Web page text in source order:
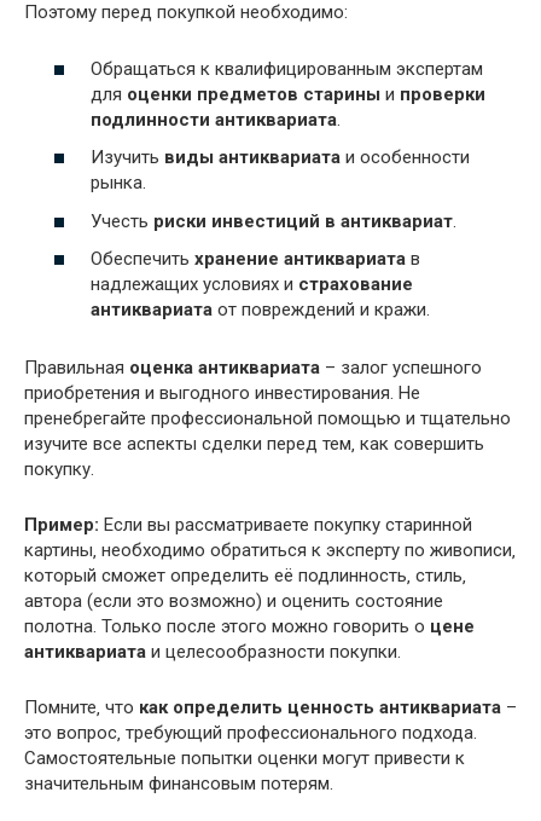
Поэтому перед покупкой необходимо:
Обращаться к квалифицированным экспертам
для оценки предметов старины и проверки
подлинности антиквариата.
Изучить виды антиквариата и особенности
рынка.
Учесть риски инвестиций в антиквариат.
Обеспечить хранение антиквариата в
надлежащих условиях и страхование
антиквариата от повреждений и кражи.
Правильная оценка антиквариата – залог успешного
приобретения и выгодного инвестирования. Не
пренебрегайте профессиональной помощью и тщательно
изучите все аспекты сделки перед тем‚ как совершить
покупку.
Пример: Если вы рассматриваете покупку старинной
картины‚ необходимо обратиться к эксперту по живописи‚
который сможет определить её подлинность‚ стиль‚
автора (если это возможно) и оценить состояние
полотна. Только после этого можно говорить о цене
антиквариата и целесообразности покупки.
Помните‚ что как определить ценность антиквариата –
это вопрос‚ требующий профессионального подхода.
Самостоятельные попытки оценки могут привести к
значительным финансовым потерям.